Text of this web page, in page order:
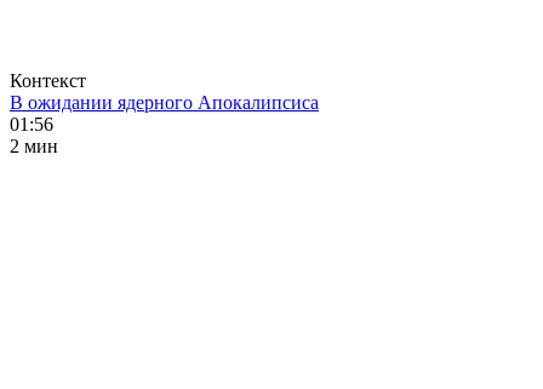
Контекст
В ожидании ядерного Апокалипсиса
01:56
2 мин